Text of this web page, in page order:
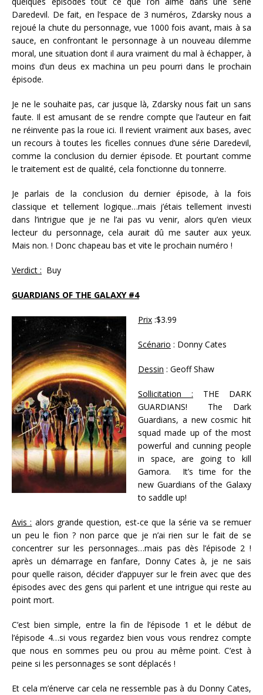
Daredevil. De fait, en l’espace de 3 numéros, Zdarsky nous a
rejoué la chute du personnage, vue 1000 fois avant, mais à sa
sauce, en confrontant le personnage à un nouveau dilemme
moral, une situation dont il aura vraiment du mal à échapper, à
moins d’un deus ex machina un peu pourri dans le prochain
épisode.
Je ne le souhaite pas, car jusque là, Zdarsky nous fait un sans
faute. Il est amusant de se rendre compte que l’auteur en fait
ne réinvente pas la roue ici. Il revient vraiment aux bases, avec
un recours à toutes les ficelles connues d’une série Daredevil,
comme la conclusion du dernier épisode. Et pourtant comme
le traitement est de qualité, cela fonctionne du tonnerre.
Je parlais de la conclusion du dernier épisode, à la fois
classique et tellement logique…mais j’étais tellement investi
dans l’intrigue que je ne l’ai pas vu venir, alors qu’en vieux
lecteur du personnage, cela aurait dû me sauter aux yeux.
Mais non. ! Donc chapeau bas et vite le prochain numéro !
Verdict : Buy
GUARDIANS OF THE GALAXY #4
Prix :$3.99
Scénario : Donny Cates
Dessin : Geoff Shaw
Sollicitation : THE DARK
GUARDIANS! The Dark
Guardians, a new cosmic hit
squad made up of the most
powerful and cunning people
in space, are going to kill
Gamora. It’s time for the
new Guardians of the Galaxy
to saddle up!
Avis : alors grande question, est-ce que la série va se remuer
un peu le fion ? non parce que je n’ai rien sur le fait de se
concentrer sur les personnages…mais pas dès l’épisode 2 !
après un démarrage en fanfare, Donny Cates à, je ne sais
pour quelle raison, décider d’appuyer sur le frein avec que des
épisodes avec des gens qui parlent et une intrigue qui reste au
point mort.
C’est bien simple, entre la fin de l’épisode 1 et le début de
l’épisode 4…si vous regardez bien vous vous rendrez compte
que nous en sommes peu ou prou au même point. C’est à
peine si les personnages se sont déplacés !
Et cela m’énerve car cela ne ressemble pas à du Donny Cates,